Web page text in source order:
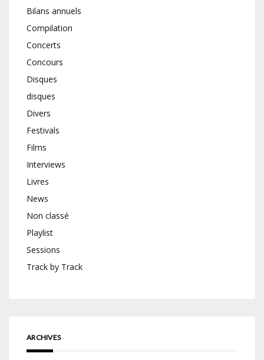
Bilans annuels
Compilation
Concerts
Concours
Disques
disques
Divers
Festivals
Films
Interviews
Livres
News
Non classé
Playlist
Sessions
Track by Track
ARCHIVES